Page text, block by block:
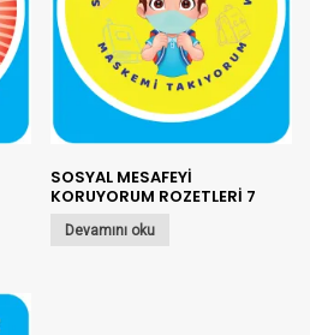
SOSYAL MESAFEYİ
KORUYORUM ROZETLERİ 7
Devamını oku